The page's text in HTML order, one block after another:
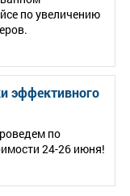
по увеличению
эффективного
по
24-26 июня!